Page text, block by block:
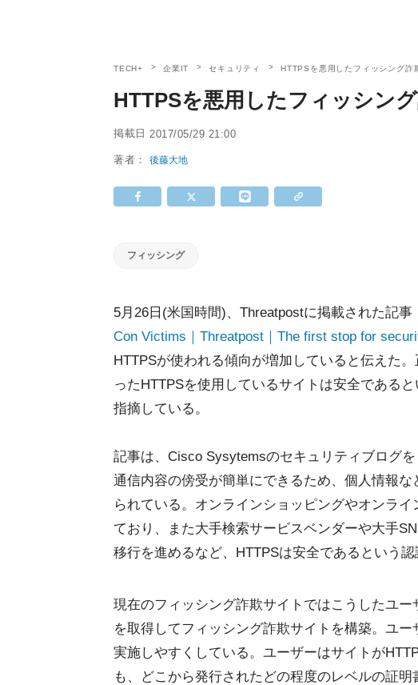
TECH+ 企業IT セキュリティ HTTPSを悪用したフィッシング詐
HTTPSを悪用したフィッシン
掲載日 2017/05/29 21:00
著者：後藤大地
フィッシング
5月26日(米国時間)、Threatpostに掲載された記事
Con Victims｜Threatpost｜The first stop for
HTTPSが使われる傾向が増加していると伝えた
ったHTTPSを使用しているサイトは安全である
指摘している。
記事は、Cisco Sysytemsのセキュリティブログ
通信内容の傍受が簡単にできるため、個人情報
られている。オンラインショッピングやオンラ
ており、また大手検索サービスベンダーや大手
移行を進めるなど、HTTPSは安全であるという認
現在のフィッシング詐欺サイトではこうしたユ
を取得してフィッシング詐欺サイトを構築。ユ
実施しやすくしている。ユーザーはサイトが
も、どこから発行されたどの程度のレベルの証